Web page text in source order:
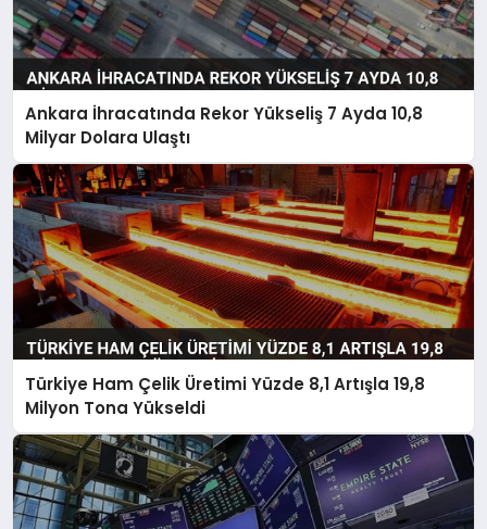
Ankara İhracatında Rekor Yükseliş 7 Ayda 10,8
Milyar Dolara Ulaştı
Türkiye Ham Çelik Üretimi Yüzde 8,1 Artışla 19,8
Milyon Tona Yükseldi